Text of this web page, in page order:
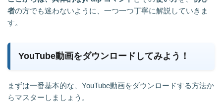
者の方でも迷わないように、一つ一つ丁寧に解説していきま
す。
YouTube動画をダウンロードしてみよう！
まずは一番基本的な、YouTube動画をダウンロードする方法か
らマスターしましょう。